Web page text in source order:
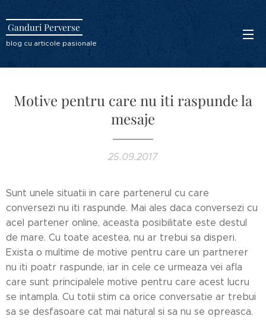
Ganduri Perverse
blog cu articole pasionale
Motive pentru care nu iti raspunde la
mesaje
25.09.2017
Sunt unele situatii in care partenerul cu care
conversezi nu iti raspunde. Mai ales daca conversezi cu
acel partener online, aceasta posibilitate este destul
de mare. Cu toate acestea, nu ar trebui sa disperi.
Exista o multime de motive pentru care un partnerer
nu iti poatr raspunde, iar in cele ce urmeaza vei afla
care sunt principalele motive pentru care acest lucru
se intampla. Cu totii stim ca orice conversatie ar trebui
sa se desfasoare cat mai natural si sa nu se opreasca.